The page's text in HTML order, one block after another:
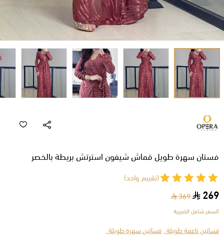
فستان سهرة طويل قماش شيفون استرتش بريطة بالخصر
(تقييم واحد)
269
369
السعر شامل الضريبة
فساتين ناعمة طويلة , فساتين سهرة طويلة ,